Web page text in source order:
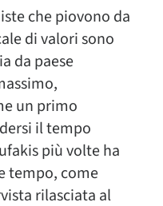
che piovono da
di valori sono
da paese
un primo
il tempo
più volte ha
tempo, come
rilasciata al